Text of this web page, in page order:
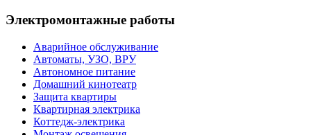
Электромонтажные работы
Аварийное обслуживание
Автоматы, УЗО, ВРУ
Автономное питание
Домашний кинотеатр
Защита квартиры
Квартирная электрика
Коттедж-электрика